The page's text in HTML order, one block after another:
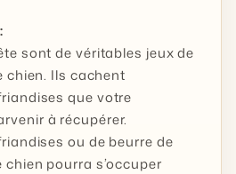
sont de véritables jeux de
chien. Ils cachent
que votre
à récupérer.
ou de beurre de
pourra s’occuper